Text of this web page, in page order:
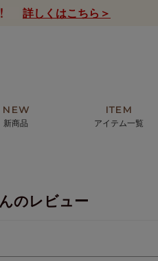
詳しくはこちら＞
NEW
新商品
ITEM
アイテム一覧
メット
。日常にお気に入りのアートを。
ラルな小物まで。
のレビュー